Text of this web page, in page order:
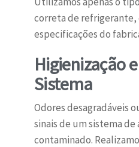
correta de refrigerante,
especificações do
Higienização
Sistema
Odores desagradáveis
sinais de um sistema
contaminado.